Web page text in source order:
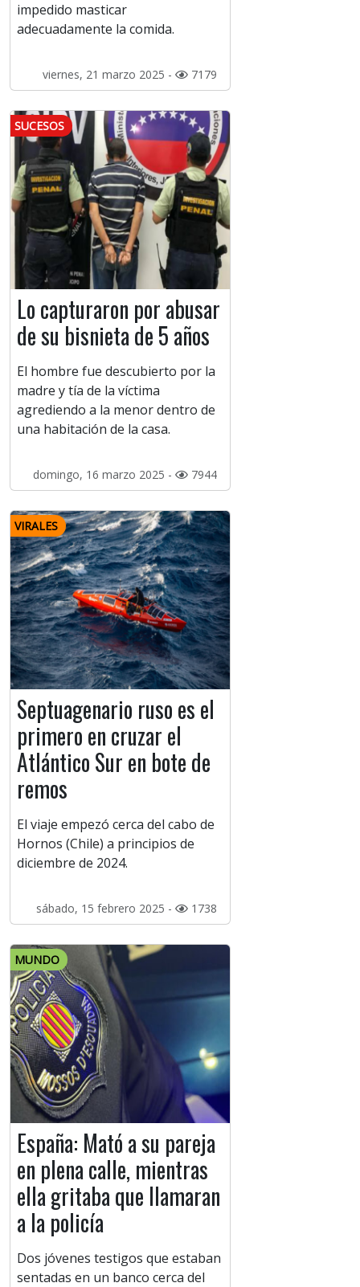
impedido masticar
adecuadamente la comida.
viernes, 21 marzo 2025 - 7179
SUCESOS
Lo capturaron por abusar
de su bisnieta de 5 años
El hombre fue descubierto por la
madre y tía de la víctima
agrediendo a la menor dentro de
una habitación de la casa.
domingo, 16 marzo 2025 - 7944
VIRALES
Septuagenario ruso es el
primero en cruzar el
Atlántico Sur en bote de
remos
El viaje empezó cerca del cabo de
Hornos (Chile) a principios de
diciembre de 2024.
sábado, 15 febrero 2025 - 1738
MUNDO
España: Mató a su pareja
en plena calle, mientras
ella gritaba que llamaran
a la policía
Dos jóvenes testigos que estaban
sentadas en un banco cerca del